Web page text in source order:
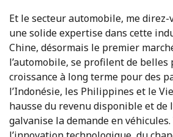
Et le secteur automobile, me direz-
une solide expertise dans cette
Chine, désormais le premier
l’automobile, se profilent de belles
croissance à long terme pour des
l’Indonésie, les Philippines et le
hausse du revenu disponible et de
galvanise la demande en véhicules.